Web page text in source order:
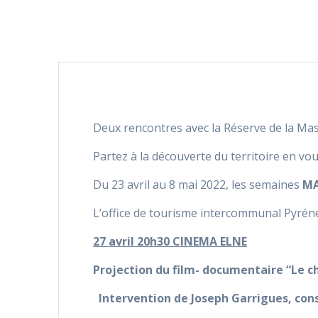
Deux rencontres avec la Réserve de la
Partez à la découverte du territoire en
Du 23 avril au 8 mai 2022, les semaines
L’office de tourisme intercommunal
27 avril 20h30 CINEMA ELNE
Projection du film- documentaire “Le
Intervention de Joseph Garrigues,